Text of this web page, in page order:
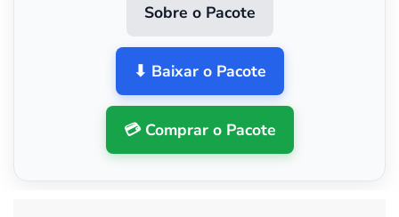
Sobre o Pacote
⬇ Baixar o Pacote
💳 Comprar o Pacote